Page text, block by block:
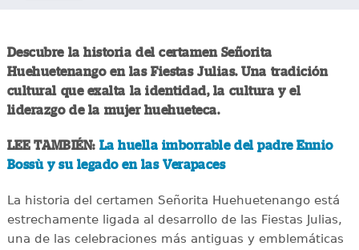
Descubre la historia del certamen Señorita
Huehuetenango en las Fiestas Julias. Una tradición
cultural que exalta la identidad, la cultura y el
liderazgo de la mujer huehueteca.
LEE TAMBIÉN: La huella imborrable del padre Ennio
Bossù y su legado en las Verapaces
La historia del certamen Señorita Huehuetenango está
estrechamente ligada al desarrollo de las Fiestas Julias,
una de las celebraciones más antiguas y emblemáticas